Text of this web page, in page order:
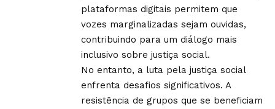
plataformas digitais permitem que
vozes marginalizadas sejam ouvidas,
contribuindo para um diálogo mais
inclusivo sobre justiça social.
No entanto, a luta pela justiça social
enfrenta desafios significativos. A
resistência de grupos que se beneficiam